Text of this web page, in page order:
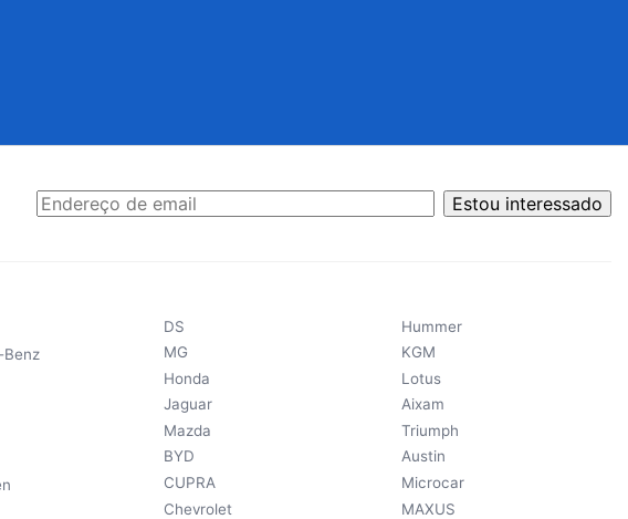
Estou interessado
Benz
DS
MG
Honda
Jaguar
Mazda
BYD
CUPRA
Chevrolet
Hummer
KGM
Lotus
Aixam
Triumph
Austin
Microcar
MAXUS